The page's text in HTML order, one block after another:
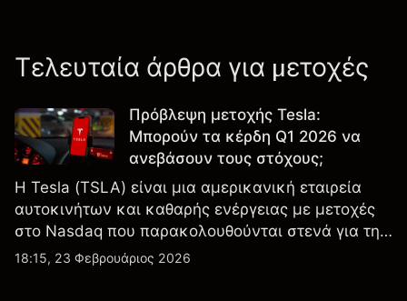
Τελευταία άρθρα για μετοχές
Πρόβλεψη μετοχής Tesla:
Μπορούν τα κέρδη Q1 2026 να
ανεβάσουν τους στόχους;
Η Tesla (TSLA) είναι μια αμερικανική εταιρεία
αυτοκινήτων και καθαρής ενέργειας με μετοχές
στο Nasdaq που παρακολουθούνται στενά για την
απόδοση κερδών, τα δεδομένα παραδόσεων και
18:15, 23 Φεβρουάριος 2026